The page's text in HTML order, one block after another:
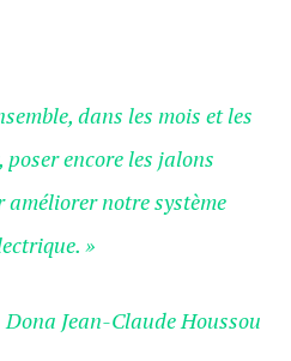
dans les mois et les
poser encore les jalons
notre système
»
Dona Jean-Claude Houssou